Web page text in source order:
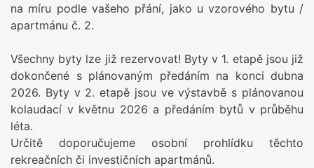
na míru podle vašeho přání, jako u vzorového bytu /
apartmánu č. 2.
Všechny byty lze již rezervovat! Byty v 1. etapě jsou již
dokončené s plánovaným předáním na konci dubna
2026. Byty v 2. etapě jsou ve výstavbě s plánovanou
kolaudací v květnu 2026 a předáním bytů v průběhu
léta.
Určitě doporučujeme osobní prohlídku těchto
rekreačních či investičních apartmánů.